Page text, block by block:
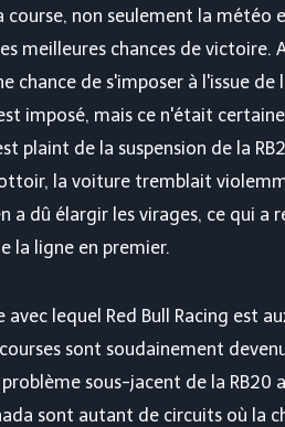
course, non seulement la météo
meilleures chances de
chance de s'imposer à l'issue
imposé, mais ce n'était
plaint de la suspension de la
la voiture tremblait
a dû élargir les virages, ce qui a
la ligne en premier.
avec lequel Red Bull Racing est
sont soudainement
sous-jacent de la
sont autant de circuits où la